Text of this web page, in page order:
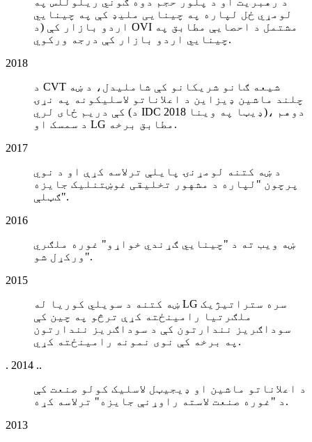
لومړي ځل لپاره په چینایی ملیډ کې په چینایي
اردو بازار کې (د OVI مشتمل د احصایې مطابق په
چینایي اردو بازار کې درجه ورکوي.
2018
د CVT شیعه ګانو شریکانو کې شاملیدل، د ښه
چلند ماشین ډیزاین د اعلاناتو لاسلیکونه په نړۍ
کې دریم ځای لري (د IDC 2018 ډیټا په وینا)، دوهم
د سمسک او LG مطابق برخه.
2017
د ښه کتنه لومړنۍ پایلې ترلاسه کړې او د نوي
پرچون "لپاره د مشهور تخلیقی غوښتنلیک جایزه
ګټلې".
2016
ښه ویب ته د "چینايي ګړندي خواړو" غوره ملګري
"ورکړل شو.
2015
ښه کتنه د سویلي کوریا له LG سره ستراتیژیک
ملګرتیا رامینځته کړې ترڅو په چین کې
سوداګریز نندارتون کې د سوداګریز نندارتون
په برخه کې نوی نمونه رامینځته کړي.
. 2014 ..
د اعلاناتو ماشین او ډیجیټل لاسلیک کولو صنعت کې
د "غوره صنعت لاسته راوړنې جایزه" ترلاسه کړه.
2013